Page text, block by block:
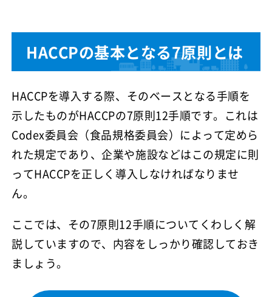
HACCPの基本となる7原則とは
HACCPを導入する際、そのベースとなる手順を
示したものがHACCPの7原則12手順です。これは
Codex委員会（食品規格委員会）によって定めら
れた規定であり、企業や施設などはこの規定に則
ってHACCPを正しく導入しなければなりませ
ん。
ここでは、その7原則12手順についてくわしく解
説していますので、内容をしっかり確認しておき
ましょう。